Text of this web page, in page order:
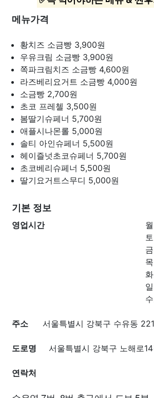
메뉴가격
황치즈 소금빵 3,900원
우유크림 소금빵 3,900원
쪽파크림치즈 소금빵 4,600원
라즈베리요거트 소금빵 4,000원
소금빵 2,700원
초코 프레첼 3,500원
봄딸기슈페너 5,700원
애플시나몬롤 5,000원
솔티 아인슈페너 5,500원
헤이즐넛초코슈페너 5,700원
초코베리슈페너 5,500원
딸기요거트스무디 5,000원
기본 정보
영업시간
주소 서울특별시 강북구 수유동
도로명 서울특별시 강북구 노해로
연락처